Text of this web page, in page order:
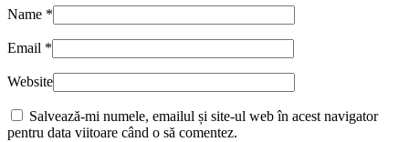
Name *
Email *
Website
Salvează-mi numele, emailul și site-ul web în acest navigator
pentru data viitoare când o să comentez.